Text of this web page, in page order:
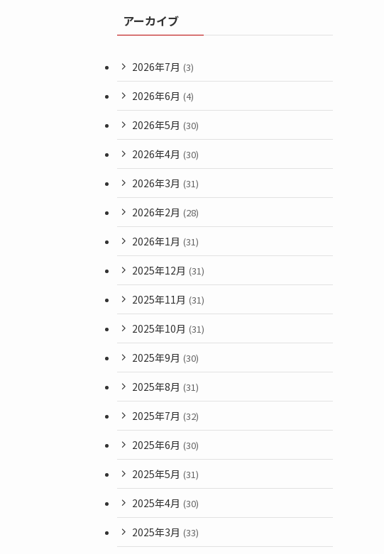
アーカイブ
2026年7月 (3)
2026年6月 (4)
2026年5月 (30)
2026年4月 (30)
2026年3月 (31)
2026年2月 (28)
2026年1月 (31)
2025年12月 (31)
2025年11月 (31)
2025年10月 (31)
2025年9月 (30)
2025年8月 (31)
2025年7月 (32)
2025年6月 (30)
2025年5月 (31)
2025年4月 (30)
2025年3月 (33)